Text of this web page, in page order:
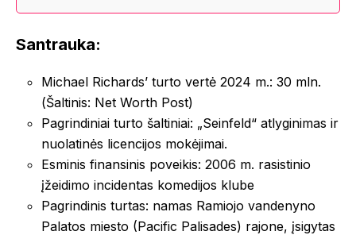
Santrauka:
Michael Richards’ turto vertė 2024 m.: 30 mln.
(Šaltinis: Net Worth Post)
Pagrindiniai turto šaltiniai: „Seinfeld“ atlyginimas ir
nuolatinės licencijos mokėjimai.
Esminis finansinis poveikis: 2006 m. rasistinio
įžeidimo incidentas komedijos klube
Pagrindinis turtas: namas Ramiojo vandenyno
Palatos miesto (Pacific Palisades) rajone, įsigytas